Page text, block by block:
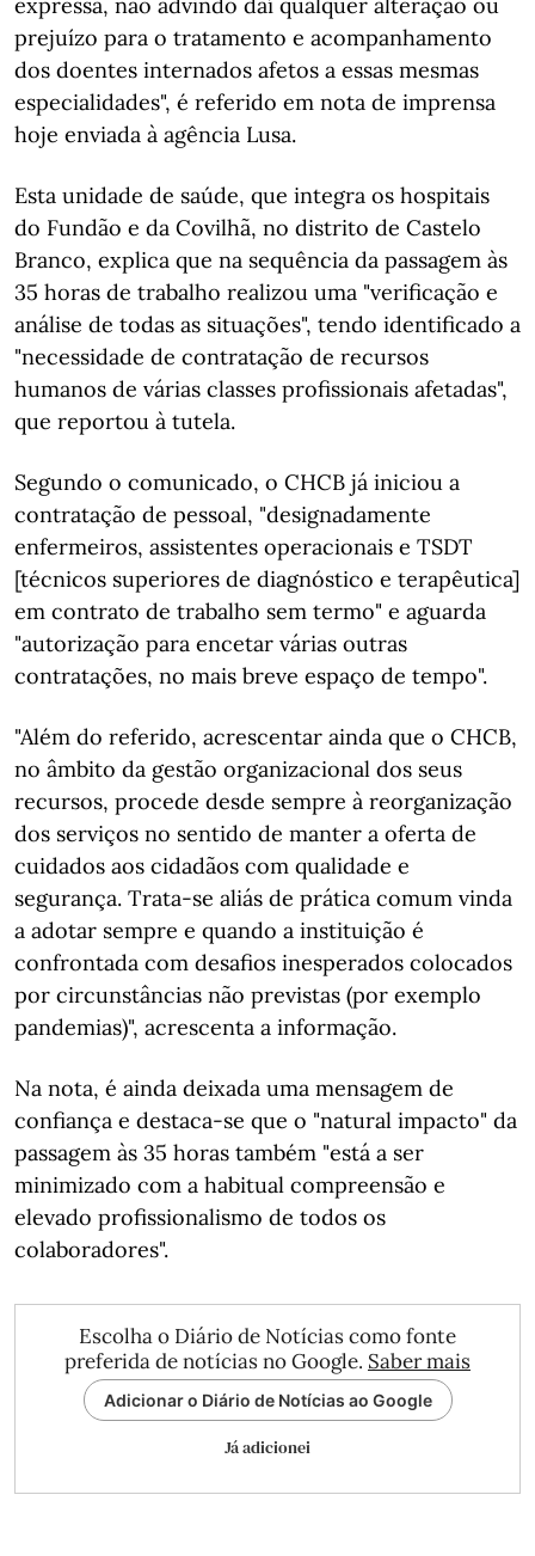
prejuízo para o tratamento e acompanhamento
dos doentes internados afetos a essas mesmas
especialidades", é referido em nota de imprensa
hoje enviada à agência Lusa.
Esta unidade de saúde, que integra os hospitais
do Fundão e da Covilhã, no distrito de Castelo
Branco, explica que na sequência da passagem às
35 horas de trabalho realizou uma "verificação e
análise de todas as situações", tendo identificado a
"necessidade de contratação de recursos
humanos de várias classes profissionais afetadas",
que reportou à tutela.
Segundo o comunicado, o CHCB já iniciou a
contratação de pessoal, "designadamente
enfermeiros, assistentes operacionais e TSDT
[técnicos superiores de diagnóstico e terapêutica]
em contrato de trabalho sem termo" e aguarda
"autorização para encetar várias outras
contratações, no mais breve espaço de tempo".
"Além do referido, acrescentar ainda que o CHCB,
no âmbito da gestão organizacional dos seus
recursos, procede desde sempre à reorganização
dos serviços no sentido de manter a oferta de
cuidados aos cidadãos com qualidade e
segurança. Trata-se aliás de prática comum vinda
a adotar sempre e quando a instituição é
confrontada com desafios inesperados colocados
por circunstâncias não previstas (por exemplo
pandemias)", acrescenta a informação.
Na nota, é ainda deixada uma mensagem de
confiança e destaca-se que o "natural impacto" da
passagem às 35 horas também "está a ser
minimizado com a habitual compreensão e
elevado profissionalismo de todos os
colaboradores".
Escolha o Diário de Notícias como fonte
preferida de notícias no Google. Saber mais
Adicionar o Diário de Notícias ao Google
Já adicionei